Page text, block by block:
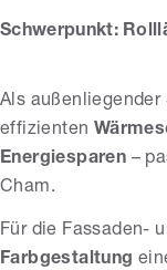
Schwerpunkt:
Als außenliegender
effizienten
Energiesparen –
Cham.
Für die Fassaden-
Farbgestaltung